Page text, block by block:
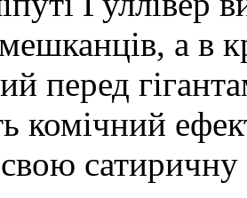
а в
перед
комічний
сатиричну